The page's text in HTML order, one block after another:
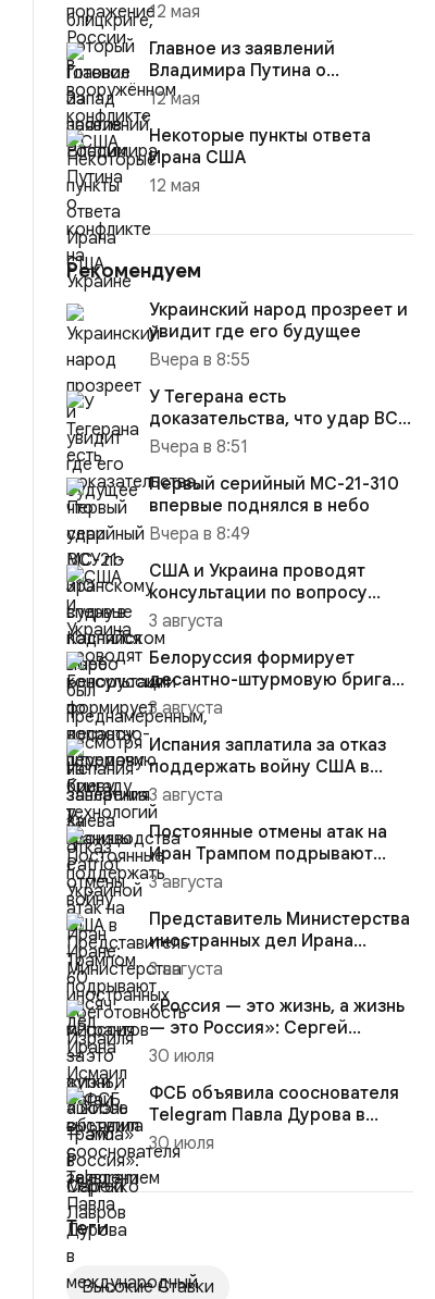
12 мая
Главное из заявлений
Владимира Путина о
конфликте на Украине
12 мая
Некоторые пункты ответа
Ирана США
12 мая
Рекомендуем
Украинский народ прозреет и
увидит где его будущее
Вчера в 8:55
У Тегерана есть
доказательства, что удар ВСУ
по иранскому судну в
Каспийском...
Вчера в 8:51
Первый серийный МС-21-310
впервые поднялся в небо
Вчера в 8:49
США и Украина проводят
консультации по вопросу
передачи Киеву технологий
про...
3 августа
Белоруссия формирует
десантно-штурмовую бригаду
у границы с Украиной
3 августа
Испания заплатила за отказ
поддержать войну США в
Иране: 60 тысяч мигрантов ...
3 августа
Постоянные отмены атак на
Иран Трампом подрывают
боеготовность Израиля
3 августа
Представитель Министерства
иностранных дел Ирана
Исмаил Багаи выступил с зая...
3 августа
«Россия — это жизнь, а жизнь
— это Россия»: Сергей
Лавров
30 июля
ФСБ объявила сооснователя
Telegram Павла Дурова в
международный розыск по
де...
30 июля
Теги
Высокие Ставки